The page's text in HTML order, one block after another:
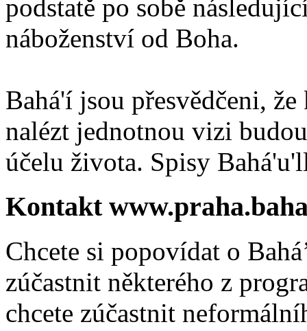
podstatě po sobě
náboženství od Boha.
Bahá'í jsou přesvědčeni,
nalézt jednotnou vizi
účelu života. Spisy
Kontakt
Chcete si popovídat o
zúčastnit některého z
chcete zúčastnit